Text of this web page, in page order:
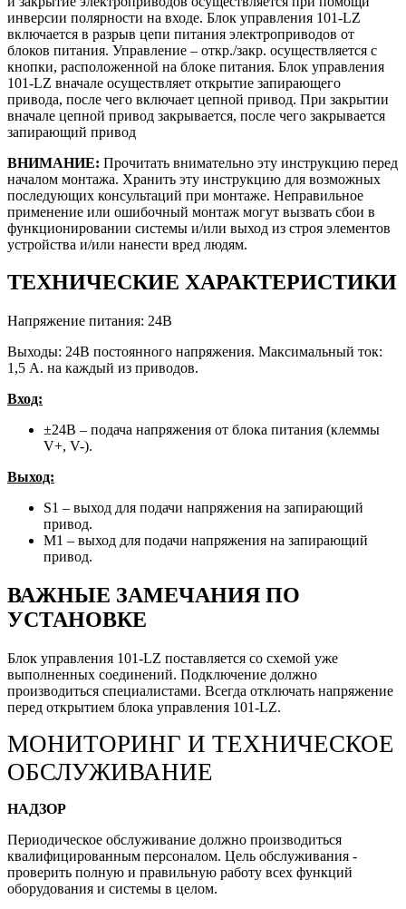
инверсии полярности на входе. Блок управления 101-LZ
включается в разрыв цепи питания электроприводов от
блоков питания. Управление – откр./закр. осуществляется с
кнопки, расположенной на блоке питания. Блок управления
101-LZ вначале осуществляет открытие запирающего
привода, после чего включает цепной привод. При закрытии
вначале цепной привод закрывается, после чего закрывается
запирающий привод
ВНИМАНИЕ: Прочитать внимательно эту инструкцию перед
началом монтажа. Хранить эту инструкцию для возможных
последующих консультаций при монтаже. Неправильное
применение или ошибочный монтаж могут вызвать сбои в
функционировании системы и/или выход из строя элементов
устройства и/или нанести вред людям.
ТЕХНИЧЕСКИЕ ХАРАКТЕРИСТИКИ
Напряжение питания: 24В
Выходы: 24В постоянного напряжения. Максимальный ток:
1,5 А. на каждый из приводов.
Вход:
±24В – подача напряжения от блока питания (клеммы
V+, V-).
Выход:
S1 – выход для подачи напряжения на запирающий
привод.
М1 – выход для подачи напряжения на запирающий
привод.
ВАЖНЫЕ ЗАМЕЧАНИЯ ПО
УСТАНОВКЕ
Блок управления 101-LZ поставляется со схемой уже
выполненных соединений. Подключение должно
производиться специалистами. Всегда отключать напряжение
перед открытием блока управления 101-LZ.
МОНИТОРИНГ И ТЕХНИЧЕСКОЕ
ОБСЛУЖИВАНИЕ
НАДЗОР
Периодическое обслуживание должно производиться
квалифицированным персоналом. Цель обслуживания -
проверить полную и правильную работу всех функций
оборудования и системы в целом.